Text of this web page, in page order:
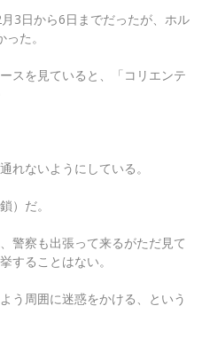
3日から6日までだったが、ホル
た。
スを見ていると、「コリエンテ
れないようにしている。
）だ。
警察も出張って来るがただ見て
することはない。
う周囲に迷惑をかける、という